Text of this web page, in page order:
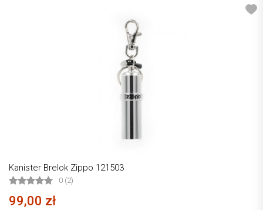
Kanister Brelok Zippo 121503
0 (2)
99,00 zł